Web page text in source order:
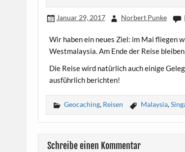
Januar 29, 2017 Norbert Punke
Wir haben ein neues Ziel: im Mai fliegen
Westmalaysia. Am Ende der Reise
Die Reise wird natürlich auch einige
ausführlich berichten!
Geocaching, Reisen Malaysia,
Schreibe einen Kommentar